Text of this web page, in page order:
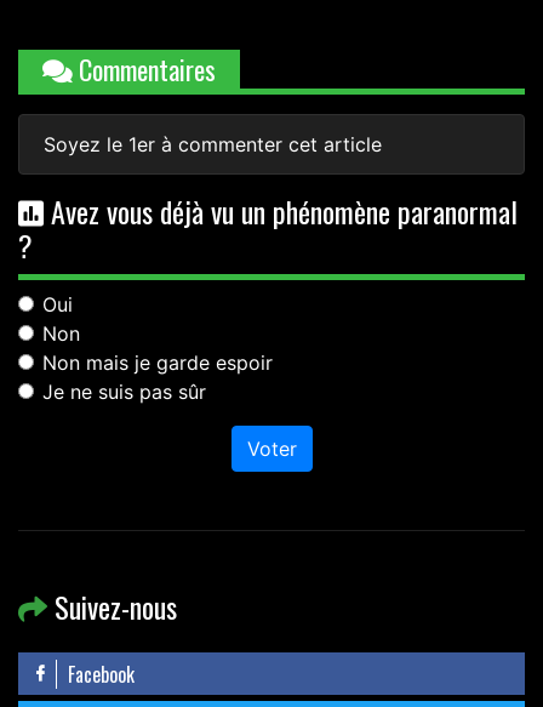
Commentaires
Soyez le 1er à commenter cet article
Avez vous déjà vu un phénomène paranormal
?
Oui
Non
Non mais je garde espoir
Je ne suis pas sûr
Voter
Suivez-nous
Facebook